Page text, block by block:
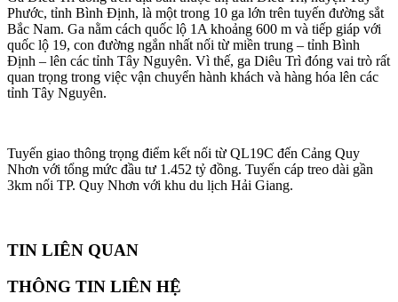
Phước, tỉnh Bình Định, là một trong 10 ga lớn trên tuyến đường sắt
Bắc Nam. Ga nằm cách quốc lộ 1A khoảng 600 m và tiếp giáp với
quốc lộ 19, con đường ngắn nhất nối từ miền trung – tỉnh Bình
Định – lên các tỉnh Tây Nguyên. Vì thế, ga Diêu Trì đóng vai trò rất
quan trọng trong việc vận chuyển hành khách và hàng hóa lên các
tỉnh Tây Nguyên.
Tuyến giao thông trọng điểm kết nối từ QL19C đến Cảng Quy
Nhơn với tổng mức đầu tư 1.452 tỷ đồng. Tuyến cáp treo dài gần
3km nối TP. Quy Nhơn với khu du lịch Hải Giang.
TIN LIÊN QUAN
THÔNG TIN LIÊN HỆ